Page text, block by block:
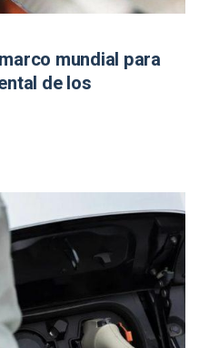
mundial para
de los